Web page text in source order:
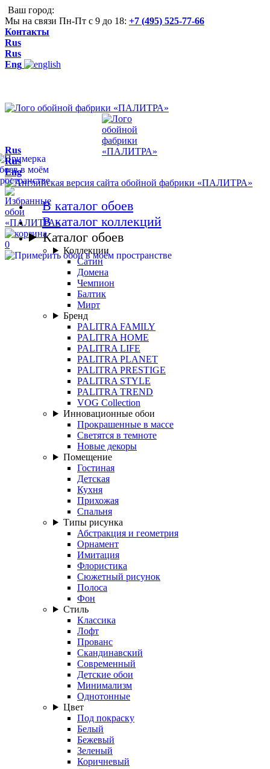
Ваш город:
Мы на связи Пн-Пт с 9 до 18: +7 (495) 525-77-66
Контакты
Rus
Rus
Eng
0
Rus
Rus
Eng
В каталог обоев
В каталог коллекций
Каталог обоев
Коллекции
Сатин
Домена
Чемпион
Балтик
Мирт
Бренд
PALITRA FAMILY
PALITRA HOME
PALITRA LIFE
PALITRA PLANET
PALITRA PRESTIGE
PALITRA STYLE
PALITRA TREND
VOG Collection
Инновационные обои
Прокрашенные в массе
Светятся в темноте
Новые декоры
Помещение
Гостиная
Детская
Кухня
Прихожая
Спальня
Типы рисунка
Абстракция и геометрия
Орнамент
Имитация
Флористика
Сюжетный рисунок
Полоса
Фон
Стиль
Классика
Лофт
Прованс
Скандинавский
Современный
Детские обои
Минимализм
Однотонные
Цвет
Под покраску
Белый
Бежевый
Зеленый
Коричневый